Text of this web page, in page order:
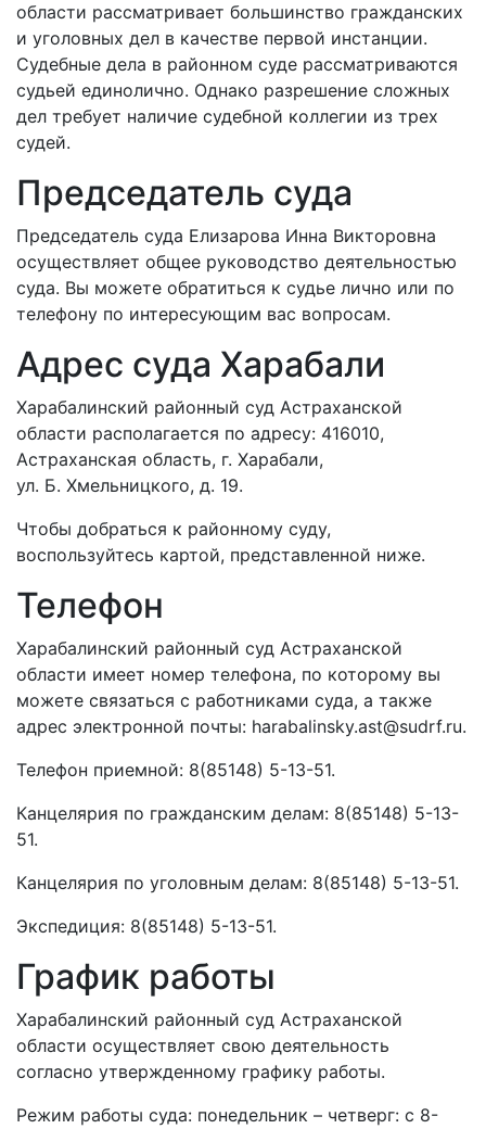
области рассматривает большинство гражданских
и уголовных дел в качестве первой инстанции.
Судебные дела в районном суде рассматриваются
судьей единолично. Однако разрешение сложных
дел требует наличие судебной коллегии из трех
судей.
Председатель суда
Председатель суда Елизарова Инна Викторовна
осуществляет общее руководство деятельностью
суда. Вы можете обратиться к судье лично или по
телефону по интересующим вас вопросам.
Адрес суда Харабали
Харабалинский районный суд Астраханской
области располагается по адресу: 416010,
Астраханская область, г. Харабали,
ул. Б. Хмельницкого, д. 19.
Чтобы добраться к районному суду,
воспользуйтесь картой, представленной ниже.
Телефон
Харабалинский районный суд Астраханской
области имеет номер телефона, по которому вы
можете связаться с работниками суда, а также
адрес электронной почты: harabalinsky.ast@sudrf.ru.
Телефон приемной: 8(85148) 5-13-51.
Канцелярия по гражданским делам: 8(85148) 5-13-
51.
Канцелярия по уголовным делам: 8(85148) 5-13-51.
Экспедиция: 8(85148) 5-13-51.
График работы
Харабалинский районный суд Астраханской
области осуществляет свою деятельность
согласно утвержденному графику работы.
Режим работы суда: понедельник – четверг: с 8-